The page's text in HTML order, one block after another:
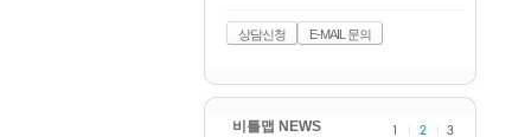
상담신청 E-MAIL 문의
비틀맵 NEWS